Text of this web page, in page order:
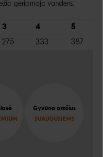
geriamojo vandens.
3 4
5
275 333 387
Gyvūno amžius
SUAUGUSIEMS